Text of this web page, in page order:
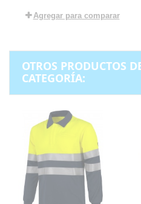
Agregar para comparar
OTROS PRODUCTOS
CATEGORÍA: